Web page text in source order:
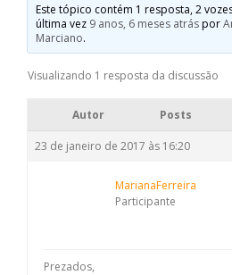
Este tópico contém 1 resposta, 2
última vez 9 anos, 6 meses atráspor
Marciano.
Visualizando 1 resposta da discussão
Autor Posts
23 de janeiro de 2017 às 16:20
MarianaFerreira
Participante
Prezados,